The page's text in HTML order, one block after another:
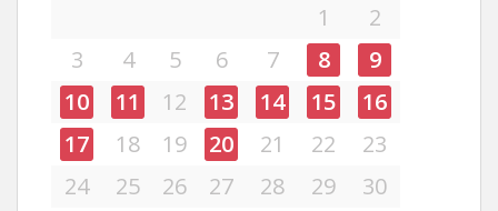
1
2
3
4 5 6 7 8
9
10
11 12 13 14 15
16
17
18 19 20 21 22
23
24
25 26 27 28 29
30